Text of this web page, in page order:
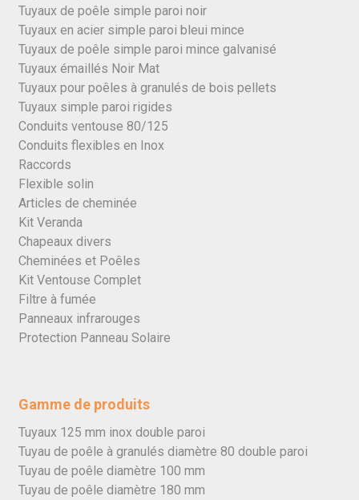
Tuyaux de poêle simple paroi noir
Tuyaux en acier simple paroi bleui mince
Tuyaux de poêle simple paroi mince galvanisé
Tuyaux émaillés Noir Mat
Tuyaux pour poêles à granulés de bois pellets
Tuyaux simple paroi rigides
Conduits ventouse 80/125
Conduits flexibles en Inox
Raccords
Flexible solin
Articles de cheminée
Kit Veranda
Chapeaux divers
Cheminées et Poêles
Kit Ventouse Complet
Filtre à fumée
Panneaux infrarouges
Protection Panneau Solaire
Gamme de produits
Tuyaux 125 mm inox double paroi
Tuyau de poêle à granulés diamètre 80 double paroi
Tuyau de poêle diamètre 100 mm
Tuyau de poêle diamètre 180 mm